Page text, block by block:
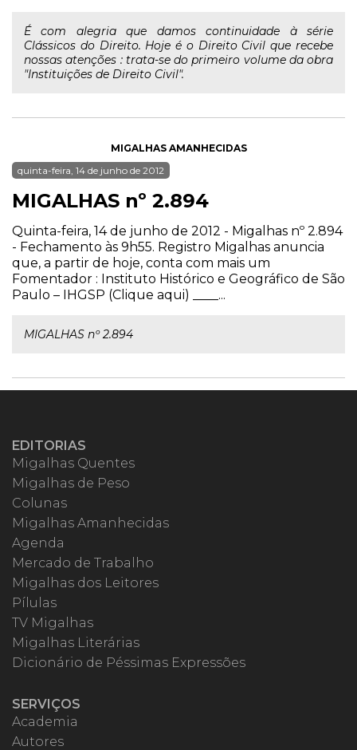
É com alegria que damos continuidade à série
Clássicos do Direito. Hoje é o Direito Civil que recebe
nossas atenções : trata-se do primeiro volume da obra
"Instituições de Direito Civil".
MIGALHAS AMANHECIDAS
quinta-feira, 14 de junho de 2012
MIGALHAS nº 2.894
Quinta-feira, 14 de junho de 2012 - Migalhas nº 2.894
- Fechamento às 9h55. Registro Migalhas anuncia
que, a partir de hoje, conta com mais um
Fomentador : Instituto Histórico e Geográfico de São
Paulo – IHGSP (Clique aqui) ____...
MIGALHAS nº 2.894
EDITORIAS
Migalhas Quentes
Migalhas de Peso
Colunas
Migalhas Amanhecidas
Agenda
Mercado de Trabalho
Migalhas dos Leitores
Pílulas
TV Migalhas
Migalhas Literárias
Dicionário de Péssimas Expressões
SERVIÇOS
Academia
Autores